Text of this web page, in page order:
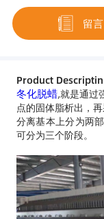
留言
Product Descriptin
冬化脱蜡,就是通过
点的固体脂析出，
分离基本上分为两
可分为三个阶段。